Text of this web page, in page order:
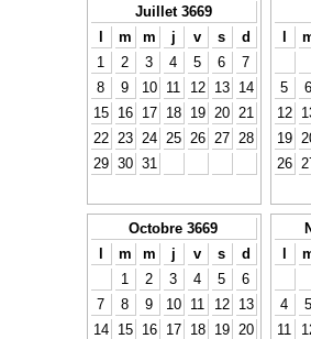
Juillet 3669
l
m m j v s
d
1
2 3 4 5 6
7
8
9 10 11 12 13
14
15
16 17 18 19 20
21
22
23 24 25 26 27
28
29 30 31
l
5
6
12
19
26
Octobre 3669
l
m m j v s
d
1
2 3 4 5
6
7
8 9 10 11 12
13
14
15 16 17 18 19
20
l
4
5
11